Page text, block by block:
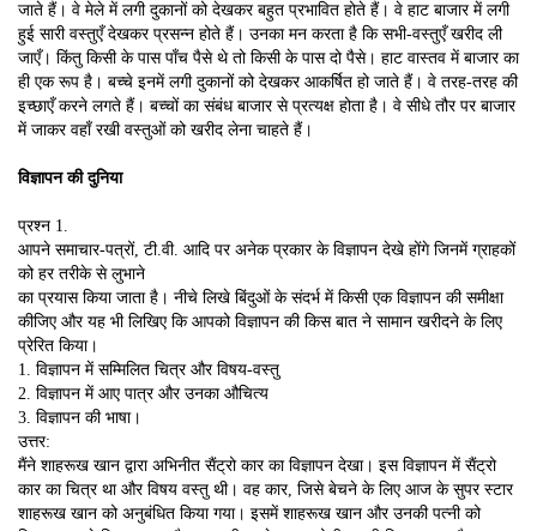
जाते हैं। वे मेले में लगी दुकानों को देखकर बहुत प्रभावित होते हैं। वे हाट बाजार में लगी
हुई सारी वस्तुएँ देखकर प्रसन्न होते हैं। उनका मन करता है कि सभी-वस्तुएँ खरीद ली
जाएँ। किंतु किसी के पास पाँच पैसे थे तो किसी के पास दो पैसे। हाट वास्तव में बाजार का
ही एक रूप है। बच्चे इनमें लगी दुकानों को देखकर आकर्षित हो जाते हैं। वे तरह-तरह की
इच्छाएँ करने लगते हैं। बच्चों का संबंध बाजार से प्रत्यक्ष होता है। वे सीधे तौर पर बाजार
में जाकर वहाँ रखी वस्तुओं को खरीद लेना चाहते हैं।
विज्ञापन की दुनिया
प्रश्न 1.
आपने समाचार-पत्रों, टी.वी. आदि पर अनेक प्रकार के विज्ञापन देखे होंगे जिनमें ग्राहकों
को हर तरीके से लुभाने
का प्रयास किया जाता है। नीचे लिखे बिंदुओं के संदर्भ में किसी एक विज्ञापन की समीक्षा
कीजिए और यह भी लिखिए कि आपको विज्ञापन की किस बात ने सामान खरीदने के लिए
प्रेरित किया।
1. विज्ञापन में सम्मिलित चित्र और विषय-वस्तु
2. विज्ञापन में आए पात्र और उनका औचित्य
3. विज्ञापन की भाषा।
उत्तर:
मैंने शाहरूख खान द्वारा अभिनीत सैंट्रो कार का विज्ञापन देखा। इस विज्ञापन में सैंट्रो
कार का चित्र था और विषय वस्तु थी। वह कार, जिसे बेचने के लिए आज के सुपर स्टार
शाहरूख खान को अनुबंधित किया गया। इसमें शाहरूख खान और उनकी पत्नी को